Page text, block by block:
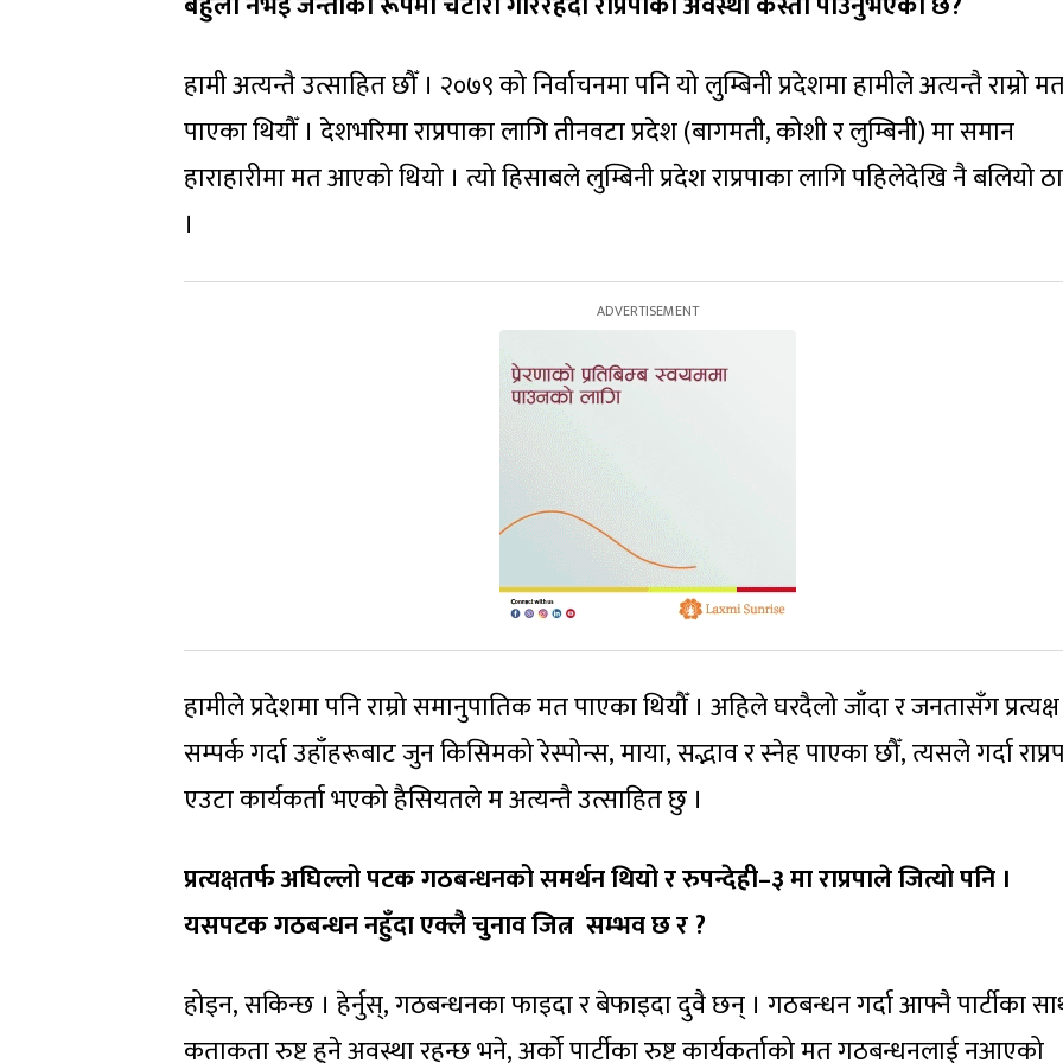
हामी अत्यन्तै उत्साहित छौँ । २०७९ को निर्वाचनमा पनि यो लुम्बिनी प्रदेशमा हामीले अत्यन्तै राम्रो
पाएका थियौँ । देशभरिमा राप्रपाका लागि तीनवटा प्रदेश (बागमती, कोशी र लुम्बिनी) मा समान
हाराहारीमा मत आएको थियो । त्यो हिसाबले लुम्बिनी प्रदेश राप्रपाका लागि पहिलेदेखि नै बलियो
।
हामीले प्रदेशमा पनि राम्रो समानुपातिक मत पाएका थियौँ । अहिले घरदैलो जाँदा र जनतासँग प्रत्यक्ष
सम्पर्क गर्दा उहाँहरूबाट जुन किसिमको रेस्पोन्स, माया, सद्भाव र स्नेह पाएका छौँ, त्यसले गर्दा
एउटा कार्यकर्ता भएको हैसियतले म अत्यन्तै उत्साहित छु ।
प्रत्यक्षतर्फ अघिल्लो पटकगठबन्धनको समर्थन थियो र रुपन्देही–३ मा राप्रपाले जित्यो पनि ।
यसपटकगठबन्धन नहुँदा एक्लै चुनाव जित्न सम्भव छ र?
होइन, सकिन्छ । हेर्नुस्, गठबन्धनका फाइदा र बेफाइदा दुवै छन् । गठबन्धन गर्दा आफ्नै पार्टीका
कताकता रुष्ट हुने अवस्था रहन्छ भने, अर्को पार्टीका रुष्ट कार्यकर्ताको मत गठबन्धनलाई नआएको